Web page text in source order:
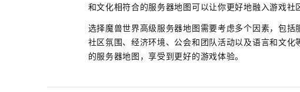
和文化相符合的服务器地图可以让你更好地融入游戏社
选择魔兽世界高级服务器地图需要考虑多个因素，包括
社区氛围、经济环境、公会和团队活动以及语言和文
的服务器地图，享受到更好的游戏体验。